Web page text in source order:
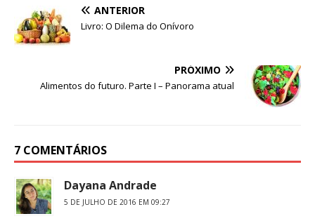
ANTERIOR
Livro: O Dilema do Onívoro
PRÓXIMO
Alimentos do futuro. Parte I – Panorama atual
7 COMENTÁRIOS
Dayana Andrade
5 DE JULHO DE 2016 EM 09:27